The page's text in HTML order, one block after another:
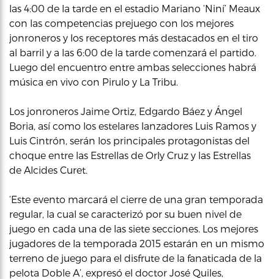
las 4:00 de la tarde en el estadio Mariano ‘Niní’ Meaux
con las competencias prejuego con los mejores
jonroneros y los receptores más destacados en el tiro
al barril y a las 6:00 de la tarde comenzará el partido.
Luego del encuentro entre ambas selecciones habrá
música en vivo con Pirulo y La Tribu.
Los jonroneros Jaime Ortiz, Edgardo Báez y Ángel
Boria, así como los estelares lanzadores Luis Ramos y
Luis Cintrón, serán los principales protagonistas del
choque entre las Estrellas de Orly Cruz y las Estrellas
de Alcides Curet.
‘Este evento marcará el cierre de una gran temporada
regular, la cual se caracterizó por su buen nivel de
juego en cada una de las siete secciones. Los mejores
jugadores de la temporada 2015 estarán en un mismo
terreno de juego para el disfrute de la fanaticada de la
pelota Doble A’, expresó el doctor José Quiles,